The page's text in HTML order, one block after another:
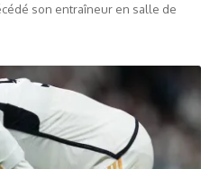
son entraîneur en salle de